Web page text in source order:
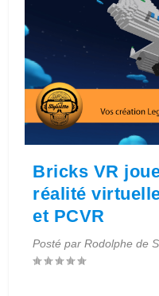
Bricks VR
réalité
et PCVR
Posté parRodolphe de